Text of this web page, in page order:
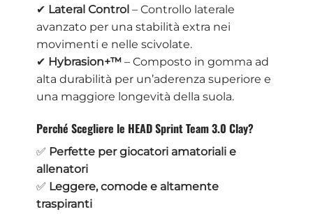
✔ Lateral Control – Controllo laterale
avanzato per una stabilità extra nei
movimenti e nelle scivolate.
✔ Hybrasion+™– Composto in gomma ad
alta durabilità per un’aderenza superiore e
una maggiore longevità della suola.
Perché Scegliere le HEAD Sprint Team 3.0 Clay?
✅ Perfette per giocatori amatoriali e
allenatori
✅ Leggere, comode e altamente
traspiranti